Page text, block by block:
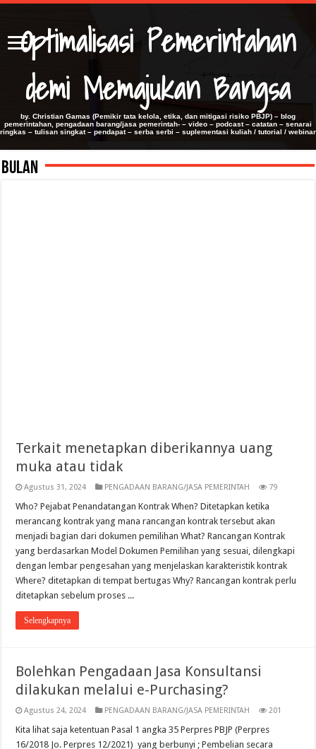
Optimalisasi Pemerintahan
demi Memajukan Bangsa
by. Christian Gamas (Pemikir tata kelola, etika, dan mitigasi risiko PBJP) – blog
pemerintahan, pengadaan barang/jasa pemerintah- – video – podcast – catatan – senarai
ringkas – tulisan singkat – pendapat – serba serbi – suplementasi kuliah / tutorial / webinar
Bulan
Terkait menetapkan diberikannya uang
muka atau tidak
Agustus 31, 2024 PENGADAAN BARANG/JASA PEMERINTAH 79
Who? Pejabat Penandatangan Kontrak When? Ditetapkan ketika
merancang kontrak yang mana rancangan kontrak tersebut akan
menjadi bagian dari dokumen pemilihan What? Rancangan Kontrak
yang berdasarkan Model Dokumen Pemilihan yang sesuai, dilengkapi
dengan lembar pengesahan yang menjelaskan karakteristik kontrak
Where? ditetapkan di tempat bertugas Why? Rancangan kontrak perlu
ditetapkan sebelum proses ...
Selengkapnya
Bolehkan Pengadaan Jasa Konsultansi
dilakukan melalui e-Purchasing?
Agustus 24, 2024 PENGADAAN BARANG/JASA PEMERINTAH 201
Kita lihat saja ketentuan Pasal 1 angka 35 Perpres PBJP (Perpres
16/2018 Jo. Perpres 12/2021) yang berbunyi ; Pembelian secara